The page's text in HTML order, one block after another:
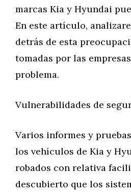
marcas Kia y Hyundai
En este artículo,
detrás de esta
tomadas por las
problema.
Vulnerabilidades de
Varios informes y
los vehículos de Kia y
robados con relativa
descubierto que los